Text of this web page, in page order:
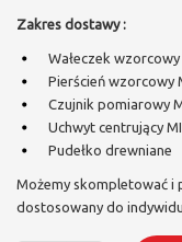
Zakres dostawy :
Wałeczek
Pierścień wzorcowy
Czujnik pomiarowy
Uchwyt centrujący
Pudełko drewniane
Możemy skompletować i
dostosowany do